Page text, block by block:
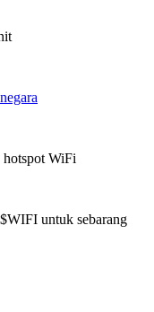
hotspot WiFi
untuk sebarang